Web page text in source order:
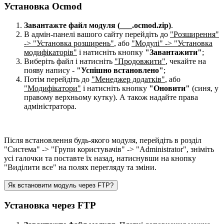
Установка Ocmod
Завантажте файл модуля (___.ocmod.zip).
В адмін-панелі вашого сайту перейдіть до "Розширення"
-> "Установка розширень", або "Модулі" -> "Установка
модифікаторів" і натисніть кнопку "Завантажити";
Виберіть файл і натисніть "Продовжити", чекайте на
появу напису - "Успішно встановлено";
Потім перейдіть до "Менеджер додатків", або
"Модифікатори" і натисніть кнопку "Оновити" (синя, у
правому верхньому кутку). А також надайте права
адміністратора.
Після встановлення будь-якого модуля, перейдіть в розділ
"Система" -> "Групи користувачів" -> "Administrator", зніміть
усі галочки та поставте їх назад, натиснувши на кнопку
"Виділити все" на полях перегляду та зміни.
Як встановити модуль через FTP?
Установка через FTP